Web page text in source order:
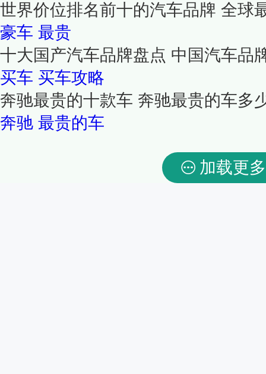
世界价位排名前十的汽车品牌 全球
豪车 最贵
十大国产汽车品牌盘点 中国汽车品
买车 买车攻略
奔驰最贵的十款车 奔驰最贵的车多
奔驰 最贵的车
加载更多